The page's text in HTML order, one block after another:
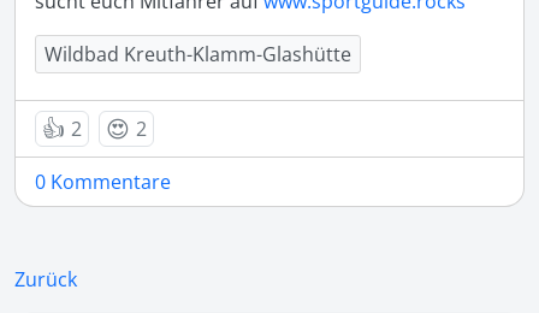
Wildbad Kreuth-Klamm-Glashütte
👍 2 😍 2
0 Kommentare
Zurück